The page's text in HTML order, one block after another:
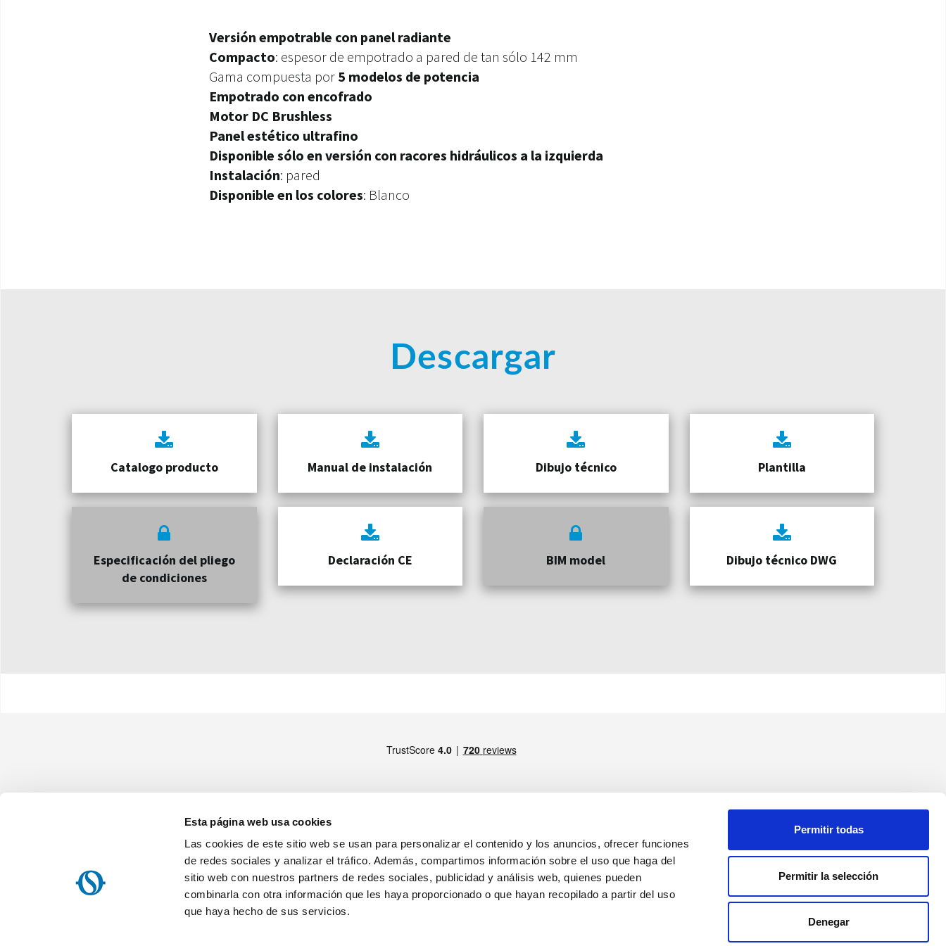
Esta página web usa cookies
Las cookies de este sitio web se usan para personalizar el contenido y los anuncios, ofrecer funciones
de redes sociales y analizar el tráfico. Además, compartimos información sobre el uso que haga del
sitio web con nuestros partners de redes sociales, publicidad y análisis web, quienes pueden
combinarla con otra información que les haya proporcionado o que hayan recopilado a partir del uso
que haya hecho de sus servicios.
Permitir todas
Permitir la selección
Denegar
Versión empotrable con panel radiante
Compacto: espesor de empotrado a pared de tan sólo 142 mm
Gama compuesta por 5 modelos de potencia
Empotrado con encofrado
Motor DC Brushless
Panel estético ultrafino
Disponible sólo en versión con racores hidráulicos a la izquierda
Instalación: pared
Disponible en los colores: Blanco
Descargar
Catalogo producto Manual de instalación Dibujo técnico Plantilla
Especificación del pliego
de condiciones
Declaración CE BIM model Dibujo técnico DWG
Olimpia Splendid Iberica, SL
Avenida Anselmo Lorenzo, 1 - 28830 San Fernando de Henares (Madrid)
NIF: ES B84644186
Home
Nota informativa sobre el tratamiento de los datos personales
Acuerdo de servicio de la OS Home / Olimpia Splendid s.p.a.
Retirada de productos
MIEMBRO DE